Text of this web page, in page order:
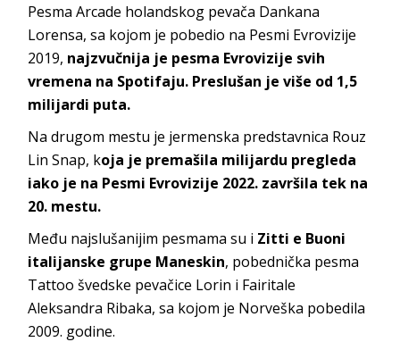
Pesma Arcade holandskog pevača Dankana
Lorensa, sa kojom je pobedio na Pesmi Evrovizije
2019, najzvučnija je pesma Evrovizije svih
vremena na Spotifaju. Preslušan je više od 1,5
milijardi puta.
Na drugom mestu je jermenska predstavnica Rouz
Lin Snap, koja je premašila milijardu pregleda
iako je na Pesmi Evrovizije 2022. završila tek na
20. mestu.
Među najslušanijim pesmama su i Zitti e Buoni
italijanske grupe Maneskin, pobednička pesma
Tattoo švedske pevačice Lorin i Fairitale
Aleksandra Ribaka, sa kojom je Norveška pobedila
2009. godine.